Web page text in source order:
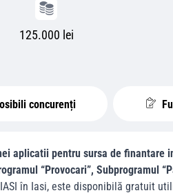
125.000 lei
concurenți
aplicatii pentru sursa de
“Provocari”, Subprogramul
în Iasi, este disponibilă gratuit